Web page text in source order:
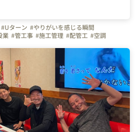
#Uターン #やりがいを感じる瞬間
業 #管工事 #施工管理 #配管工 #空調
#会社の推しポイント
#転職してよかったこと